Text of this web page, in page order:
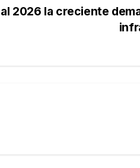
2026 la creciente